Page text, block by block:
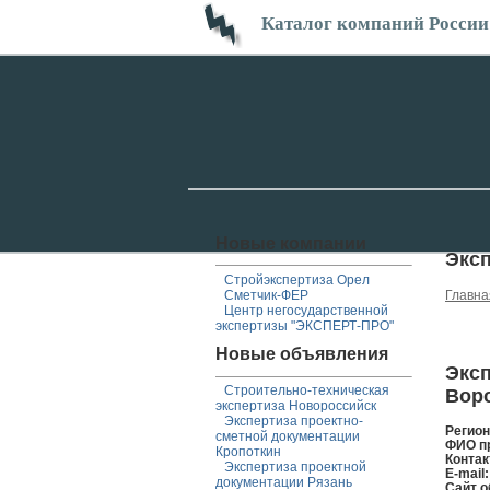
Каталог компаний России
Стройэкспертиза Орел
Сметчик-ФЕР
Центр негосударственной
экспертизы "ЭКСПЕРТ-ПРО"
Новые объявления
Строительно-техническая
экспертиза Новороссийск
Экспертиза проектно-
сметной документации
Кропоткин
Экспертиза проектной
документации Рязань
ФИО
E-